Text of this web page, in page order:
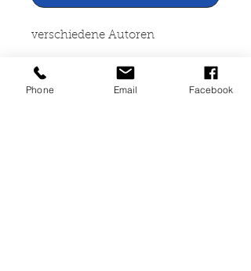
verschiedene Autoren
Kenngott Treppen
Phone Email Facebook